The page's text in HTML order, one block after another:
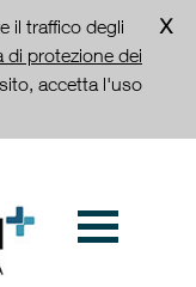
il traffico degli
di protezione dei
accetta l'uso